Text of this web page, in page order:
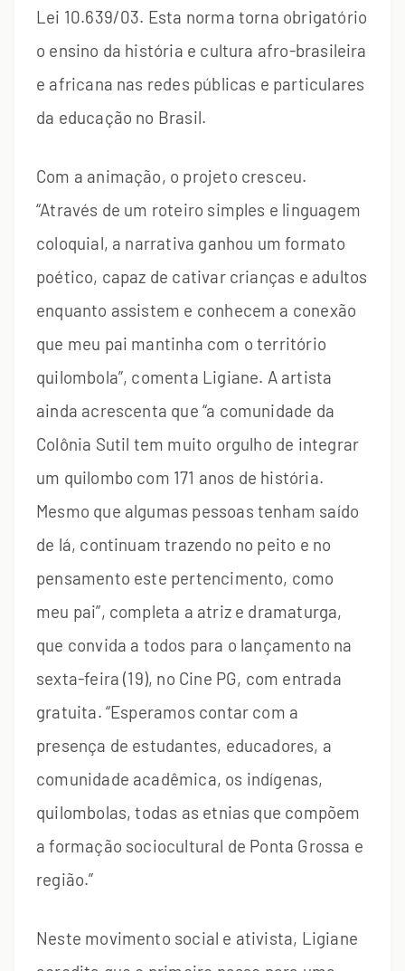
Lei 10.639/03. Esta norma torna obrigatório
o ensino da história e cultura afro-brasileira
e africana nas redes públicas e particulares
da educação no Brasil.
Com a animação, o projeto cresceu.
“Através de um roteiro simples e linguagem
coloquial, a narrativa ganhou um formato
poético, capaz de cativar crianças e adultos
enquanto assistem e conhecem a conexão
que meu pai mantinha com o território
quilombola”, comenta Ligiane. A artista
ainda acrescenta que “a comunidade da
Colônia Sutil tem muito orgulho de integrar
um quilombo com 171 anos de história.
Mesmo que algumas pessoas tenham saído
de lá, continuam trazendo no peito e no
pensamento este pertencimento, como
meu pai”, completa a atriz e dramaturga,
que convida a todos para o lançamento na
sexta-feira (19), no Cine PG, com entrada
gratuita. “Esperamos contar com a
presença de estudantes, educadores, a
comunidade acadêmica, os indígenas,
quilombolas, todas as etnias que compõem
a formação sociocultural de Ponta Grossa e
região.”
Neste movimento social e ativista, Ligiane